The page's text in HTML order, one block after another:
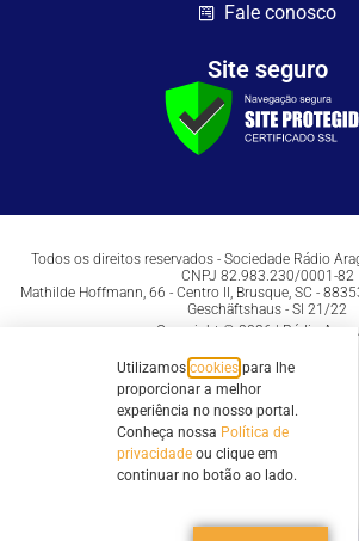
Fale conosco
Site seguro
Todos os direitos reservados - Sociedade Rádio
CNPJ 82.983.230/0001-82
Mathilde Hoffmann, 66 - Centro II, Brusque, SC -
Geschäftshaus - Sl 21/22
Copyright © 2026 | Rádio
Utilizamos cookies para lhe
proporcionar a melhor
experiência no nosso portal.
Conheça nossa Política de
privacidade ou clique em
continuar no botão ao lado.